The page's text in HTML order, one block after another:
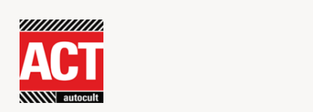
contenu